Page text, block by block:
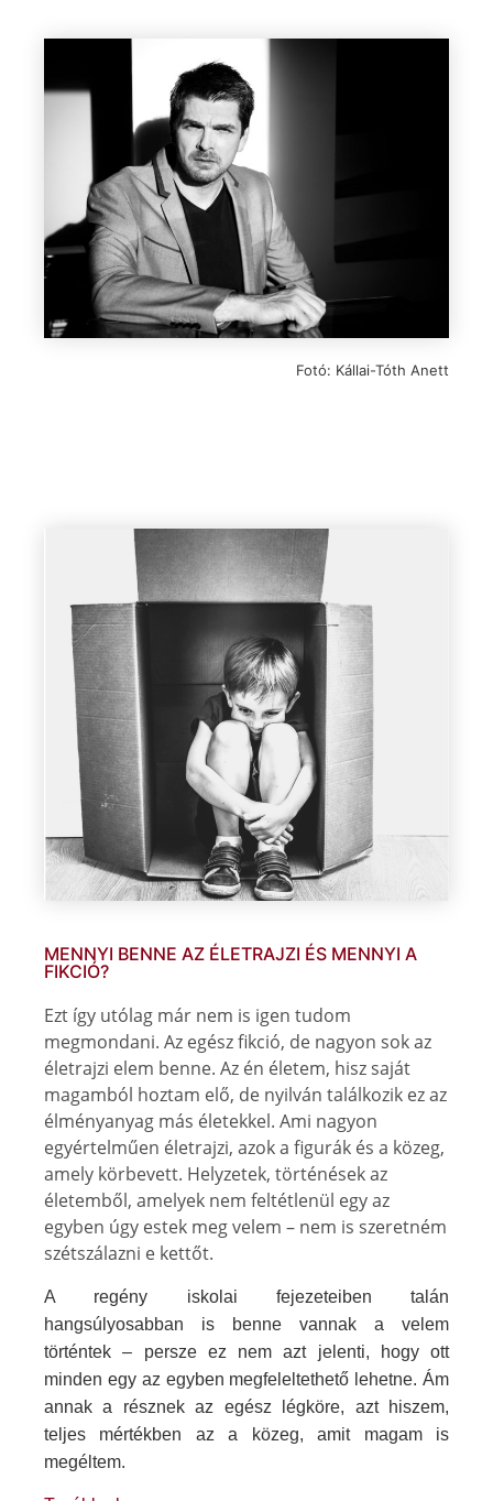
Fotó: Kállai-Tóth Anett
MENNYI BENNE AZ ÉLETRAJZI ÉS MENNYI A
FIKCIÓ?
Ezt így utólag már nem is igen tudom
megmondani. Az egész fikció, de nagyon sok az
életrajzi elem benne. Az én életem, hisz saját
magamból hoztam elő, de nyilván találkozik ez az
élményanyag más életekkel. Ami nagyon
egyértelműen életrajzi, azok a figurák és a közeg,
amely körbevett. Helyzetek, történések az
életemből, amelyek nem feltétlenül egy az
egyben úgy estek meg velem – nem is szeretném
szétszálazni e kettőt.
A regény iskolai fejezeteiben talán
hangsúlyosabban is benne vannak a velem
történtek – persze ez nem azt jelenti, hogy ott
minden egy az egyben megfeleltethető lehetne. Ám
annak a résznek az egész légköre, azt hiszem,
teljes mértékben az a közeg, amit magam is
megéltem.